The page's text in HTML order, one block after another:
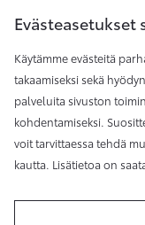
Juhan Auto Oy,
Juhan Auto Oy,
Evästeasetukset
Käytämme evästeitä
takaamiseksi sekä
palveluita sivuston
kohdentamiseksi.
voit tarvittaessa tehdä
kautta. Lisätietoa on